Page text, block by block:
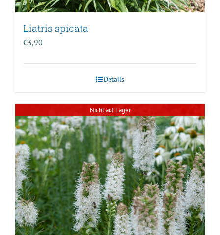
Liatris spicata
€3,90
Details
Nicht auf Lager